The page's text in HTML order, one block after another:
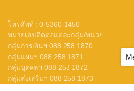
โทรศัพท์ : 0-5360-1450
หมายเลขติดต่อแต่ละกลุ่ม/หน่วย
กลุ่มการเงินฯ 088 258 1870
กลุ่มแผนฯ 088 258 1871
กลุ่มบุคคลฯ 088 258 1872
กลุ่มส่งเสริมฯ 088 258 1873